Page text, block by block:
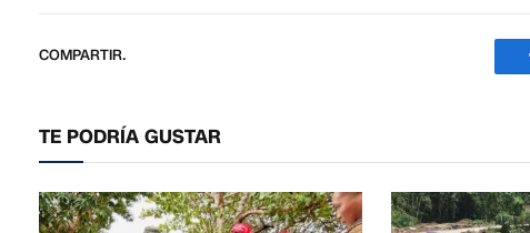
COMPARTIR.
TE PODRÍA GUSTAR